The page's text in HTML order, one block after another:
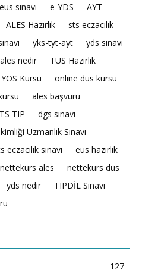
eus sınavı e-YDS
AYT
ALES Hazırlık
sts eczacılık
yks-tyt-ayt
yds sınavı
ales nedir
TUS Hazırlık
Kursu
online dus kursu
ales başvuru
TIP
dgs sınavı
Uzmanlık Sınavı
eczacılık sınavı
eus hazırlık
nettekurs ales
nettekurs dus
yds nedir
TIPDİL Sınavı
127